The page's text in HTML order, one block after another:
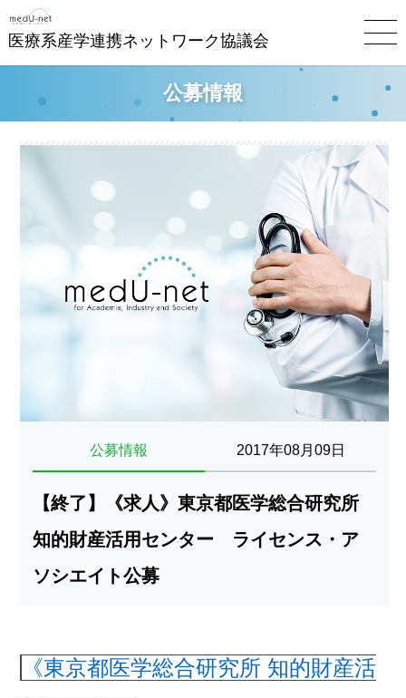
医療系産学連携ネットワーク協議会
公募情報
公募情報 2017年08月09日
【終了】《求人》東京都医学総合研究所
知的財産活用センター ライセンス・ア
ソシエイト公募
《東京都医学総合研究所 知的財産活